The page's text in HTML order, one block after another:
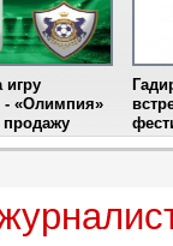
игру
- «Олимпия»